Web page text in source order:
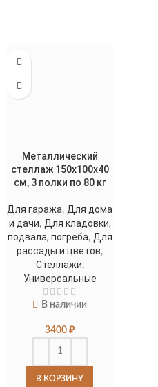
Металлический
стеллаж 150x100x40
см, 3 полки по 80 кг
Для гаража,Для дома
и дачи, Для кладовки,
подвала, погреба, Для
рассады и цветов,
Стеллажи,
Универсальные
В наличии
3400₽
В КОРЗИНУ